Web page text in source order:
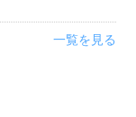
一覧を見る